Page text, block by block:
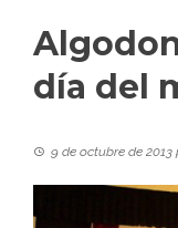
día del
9 de octubre de 2013